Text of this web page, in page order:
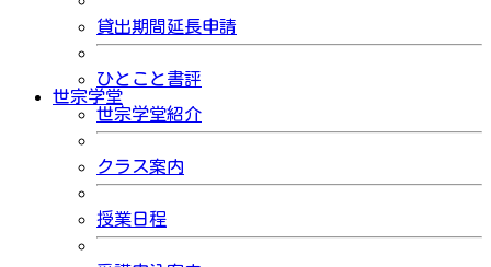
貸出期間延長申請
ひとこと書評
世宗学堂
世宗学堂紹介
クラス案内
授業日程